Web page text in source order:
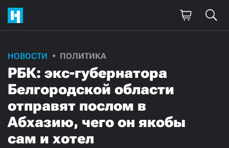
НОВОСТИ ПОЛИТИКА
РБК: экс-губернатора
Белгородской области
отправят послом в
Абхазию, чего он якобы
сам и хотел